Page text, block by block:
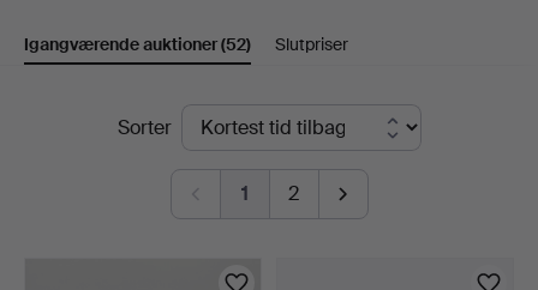
hos
Thörner
Igangværende auktioner(52) Slutpriser
Igangværende
Sorter
1 2